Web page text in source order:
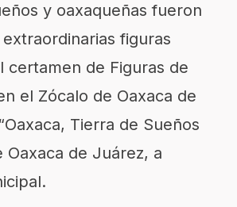
y oaxaqueñas fueron
figuras
certamen de Figuras de
el Zócalo de Oaxaca de
Tierra de Sueños
Oaxaca de Juárez, a